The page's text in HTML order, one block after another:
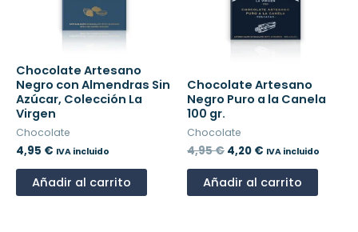
Chocolate Artesano
Negro con Almendras Sin
Azúcar, Colección La
Virgen
Chocolate
4,95 € IVA incluido
Añadir al carrito
Chocolate Artesano
Negro Puro a la Canela
100 gr.
Chocolate
4,95€ 4,20 € IVA incluido
Añadir al carrito